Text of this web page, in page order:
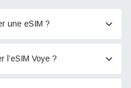
une eSIM ?
l’eSIM Voye ?